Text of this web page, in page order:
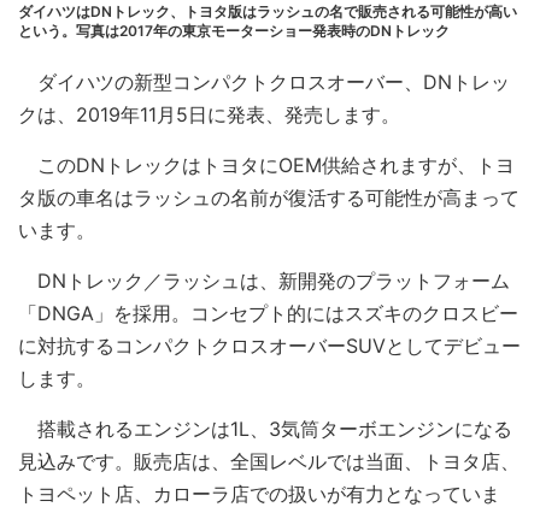
ダイハツはDNトレック、トヨタ版はラッシュの名で販売される可能性が高い
という。写真は2017年の東京モーターショー発表時のDNトレック
ダイハツの新型コンパクトクロスオーバー、DNトレッ
クは、2019年11月5日に発表、発売します。
このDNトレックはトヨタにOEM供給されますが、トヨ
タ版の車名はラッシュの名前が復活する可能性が高まって
います。
DNトレック／ラッシュは、新開発のプラットフォーム
「DNGA」を採用。コンセプト的にはスズキのクロスビー
に対抗するコンパクトクロスオーバーSUVとしてデビュー
します。
搭載されるエンジンは1L、3気筒ターボエンジンになる
見込みです。販売店は、全国レベルでは当面、トヨタ店、
トヨペット店、カローラ店での扱いが有力となっていま